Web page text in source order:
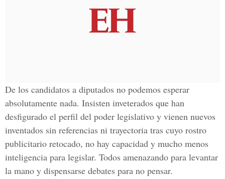
De los candidatos a diputados no podemos esperar
absolutamente nada. Insisten inveterados que han
desfigurado el perfil del poder legislativo y vienen nuevos
inventados sin referencias ni trayectoria tras cuyo rostro
publicitario retocado, no hay capacidad y mucho menos
inteligencia para legislar. Todos amenazando para levantar
la mano y dispensarse debates para no pensar.